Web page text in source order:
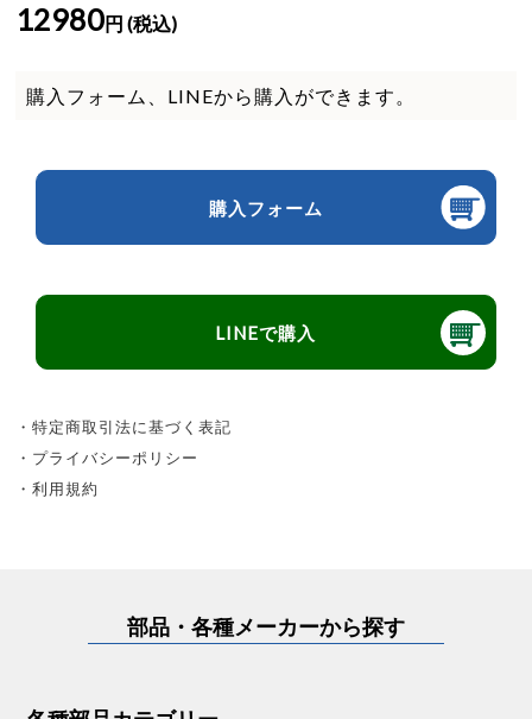
12980円 (税込)
購入フォーム、LINEから購入ができます。
購入フォーム
LINEで購入
・特定商取引法に基づく表記
・プライバシーポリシー
・利用規約
部品・各種メーカーから探す